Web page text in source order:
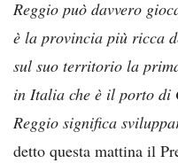
Reggio può davvero
è la provincia più ricca
sul suo territorio la
in Italia che è il porto di
Reggio significa
detto questa mattina il